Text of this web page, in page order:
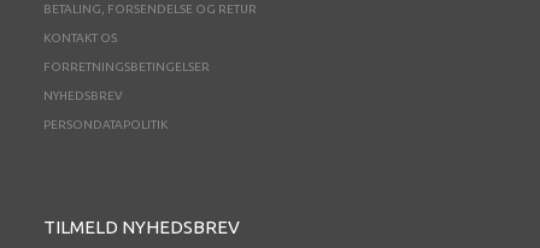
BETALING, FORSENDELSE OG RETUR
KONTAKT OS
FORRETNINGSBETINGELSER
NYHEDSBREV
PERSONDATAPOLITIK
TILMELD NYHEDSBREV